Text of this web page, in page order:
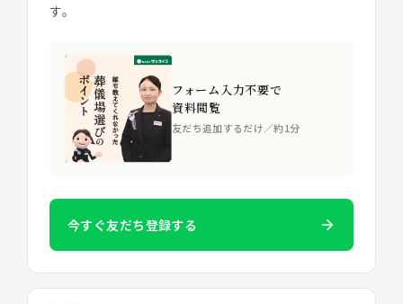
す。
フォーム入力不要で
資料閲覧
友だち追加するだけ／約1分
今すぐ友だち登録する